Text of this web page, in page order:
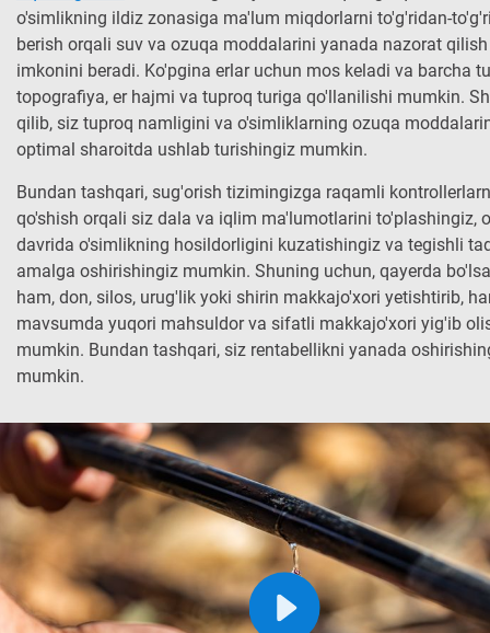
o'simlikning ildiz zonasiga ma'lum miqdorlarni to'g'ridan-
berish orqali suv va ozuqa moddalarini yanada nazorat qilish
imkonini beradi. Ko'pgina erlar uchun mos keladi va barcha
topografiya, er hajmi va tuproq turiga qo'llanilishi mumkin.
qilib, siz tuproq namligini va o'simliklarning ozuqa
optimal sharoitda ushlab turishingiz mumkin.
Bundan tashqari, sug'orish tizimingizga raqamli
qo'shish orqali siz dala va iqlim ma'lumotlarini to'plashingiz,
davrida o'simlikning hosildorligini kuzatishingiz va tegishli
amalga oshirishingiz mumkin. Shuning uchun, qayerda
ham, don, silos, urug'lik yoki shirin makkajo'xori yetishtirib,
mavsumda yuqori mahsuldor va sifatli makkajo'xori yig'ib
mumkin. Bundan tashqari, siz rentabellikni yanada
mumkin.